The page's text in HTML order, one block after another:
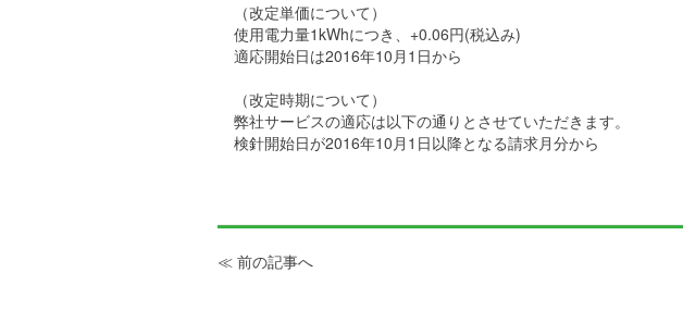
（改定単価について）
使用電力量1kWhにつき、+0.06円(税込み)
適応開始日は2016年10月1日から
（改定時期について）
弊社サービスの適応は以下の通りとさせていただきます。
検針開始日が2016年10月1日以降となる請求月分から
≪ 前の記事へ